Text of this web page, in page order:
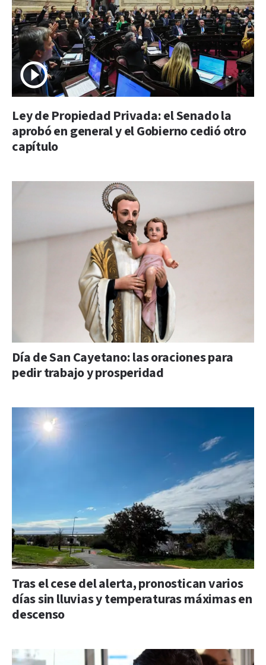
Ley de Propiedad Privada: el Senado la
aprobó en general y el Gobierno cedió otro
capítulo
Día de San Cayetano: las oraciones para
pedir trabajo y prosperidad
Tras el cese del alerta, pronostican varios
días sin lluvias y temperaturas máximas en
descenso